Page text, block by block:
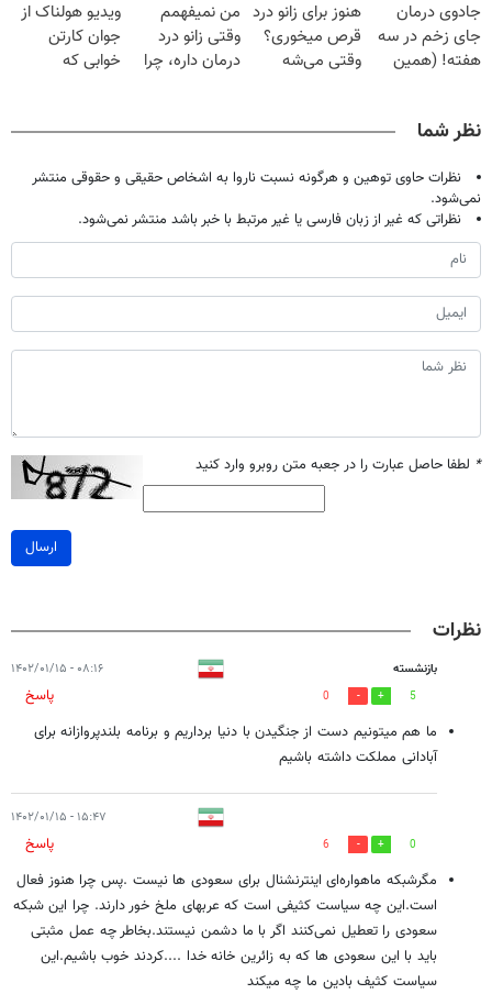
میلیون تومان!!!
خانگی
جادوی درمان
جای زخم در سه
هفته! (همین
هنوز برای زانو درد
قرص میخوری؟
وقتی می‌شه
من نمیفهمم
وقتی زانو درد
درمان داره، چرا
ویدیو هولناک از
جوان کارتن
خوابی که
نظر شما
نظرات حاوی توهین و هرگونه نسبت ناروا به اشخاص حقیقی و حقوقی منتشر
نمی‌شود.
نظراتی که غیر از زبان فارسی یا غیر مرتبط با خبر باشد منتشر نمی‌شود.
* لطفا حاصل عبارت را در جعبه متن روبرو وارد کنید
ارسال
نظرات
بازنشسته ۰۸:۱۶ - ۱۴۰۲/۰۱/۱۵
5
0
پاسخ
ما هم میتونیم دست از جنگیدن با دنیا برداریم و برنامه بلندپروازانه برای
آبادانی مملکت داشته باشیم
۱۵:۴۷ - ۱۴۰۲/۰۱/۱۵
0
6
پاسخ
مگرشبکه ماهواره‌ای اینترنشنال برای سعودی ها نیست .پس چرا هنوز فعال
است.این چه سیاست کثیفی است که عربهای ملخ خور دارند. چرا این شبکه
سعودی را تعطیل نمی‌کنند اگر با ما دشمن نیستند.بخاطر چه عمل مثبتی
باید با این سعودی ها که به زائرین خانه خدا ....کردند خوب باشیم.این
سیاست کثیف بادین ما چه میکند